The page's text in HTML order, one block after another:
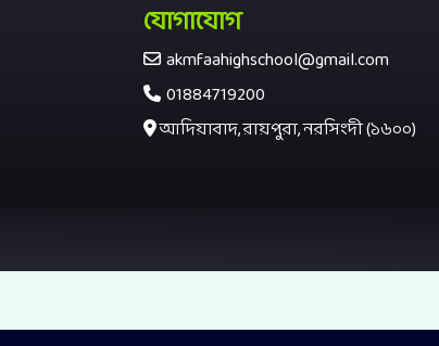
যোগাযোগ
akmfaahighschool@gmail.com
01884719200
আদিয়াবাদ, রায়পুরা, নরসিংদী (১৬০০)